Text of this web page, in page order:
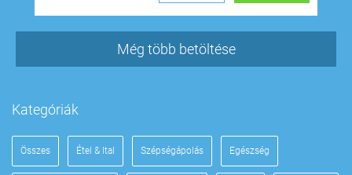
Még több betöltése
Kategóriák
Összes Étel & Ital Szépségápolás Egészség